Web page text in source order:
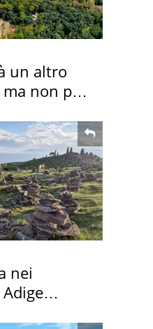
un altro
non per
nei